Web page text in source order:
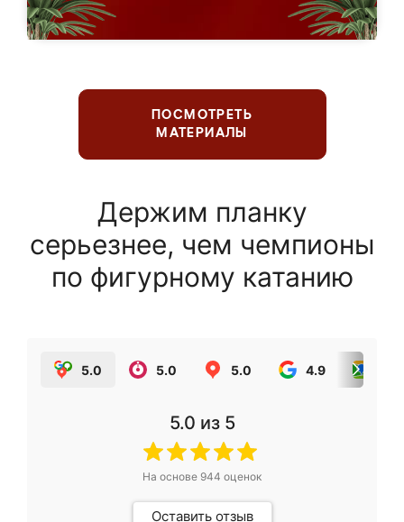
ПОСМОТРЕТЬ
МАТЕРИАЛЫ
Держим планку
серьезнее, чем чемпионы
по фигурному катанию
5.0 5.0 5.0 4.9
5.0 из 5
На основе 944 оценок
Оставить отзыв